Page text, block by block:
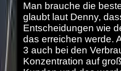
Man brauche die
glaubt laut Denny,
Entscheidungen wie
das erreichen werde.
3 auch bei den
Konzentration auf